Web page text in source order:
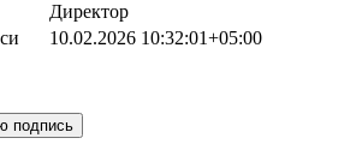
Директор
10.02.2026 10:32:01+05:00